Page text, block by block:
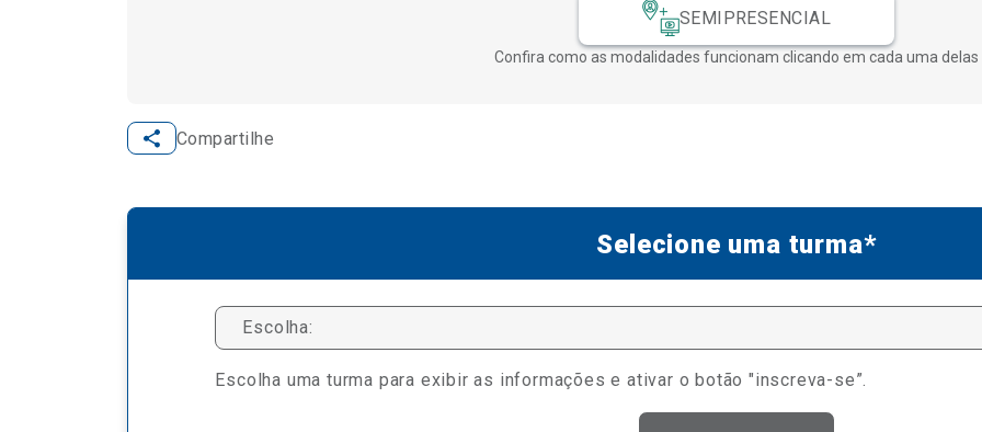
SEMIPRESENCIAL
Confira como as modalidades funcionam clicando em cada uma delas
Compartilhe
Selecione uma turma*
Escolha:
Escolha uma turma para exibir as informações e ativar o botão "inscreva-se”.